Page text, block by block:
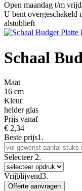
Open maandag t/m
U bent overgeschakeld
alstublieft
Schaal
Maat
16 cm
Kleur
helder glas
Prijs vanaf
€ 2,34
Beste prijs1.
Selecteer 2.
Vrijblijvend3.
Offerte aanvragen